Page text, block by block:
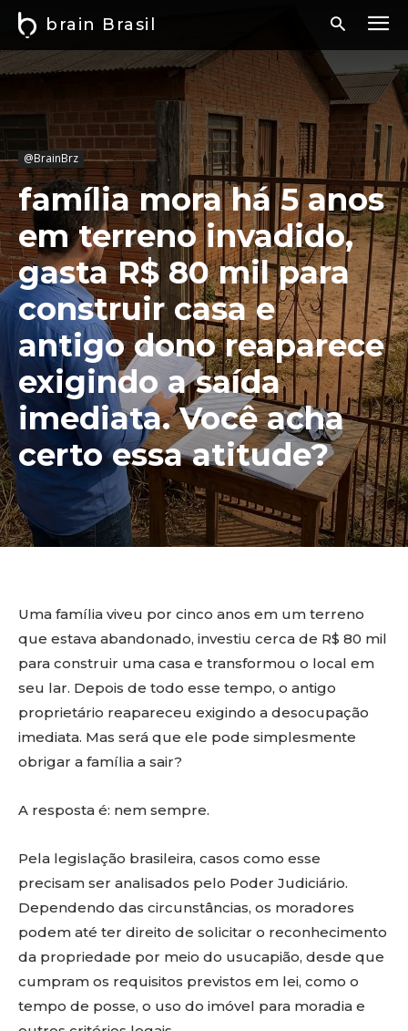
brain Brasil
@BrainBrz
família mora há 5 anos
em terreno invadido,
gasta R$ 80 mil para
construir casa e
antigo dono reaparece
exigindo a saída
imediata. Você acha
certo essa atitude?
Uma família viveu por cinco anos em um terreno
que estava abandonado, investiu cerca de R$ 80 mil
para construir uma casa e transformou o local em
seu lar. Depois de todo esse tempo, o antigo
proprietário reapareceu exigindo a desocupação
imediata. Mas será que ele pode simplesmente
obrigar a família a sair?
A resposta é: nem sempre.
Pela legislação brasileira, casos como esse
precisam ser analisados pelo Poder Judiciário.
Dependendo das circunstâncias, os moradores
podem até ter direito de solicitar o reconhecimento
da propriedade por meio do usucapião, desde que
cumpram os requisitos previstos em lei, como o
tempo de posse, o uso do imóvel para moradia e